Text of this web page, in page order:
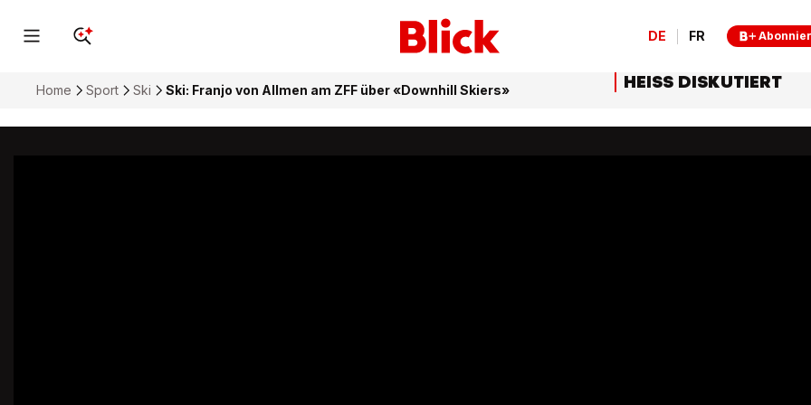
DE FR
Home Sport Ski Ski: Franjo von Allmen am ZFF über «Downhill Skiers» HEISS DISKUTIERT